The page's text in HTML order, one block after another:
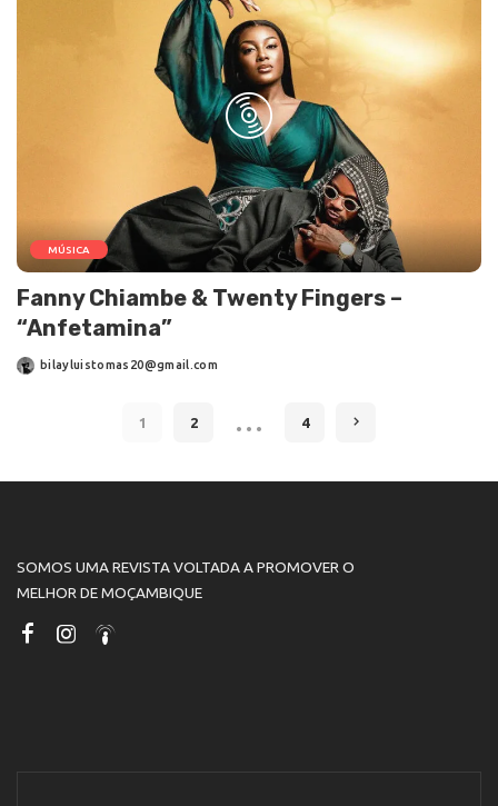
MÚSICA
Fanny Chiambe & Twenty Fingers –
“Anfetamina”
bilayluistomas20@gmail.com
1 2 … 4
SOMOS UMA REVISTA VOLTADA A PROMOVER O
MELHOR DE MOÇAMBIQUE